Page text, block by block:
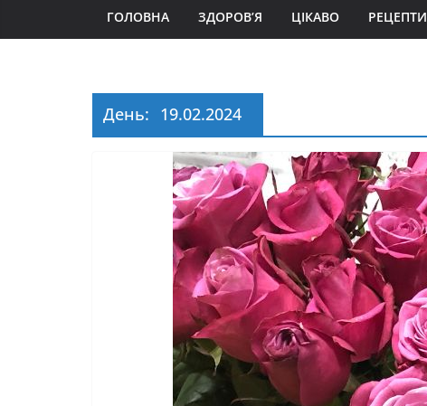
ГОЛОВНА ЗДОРОВ’Я ЦІКАВО РЕЦЕПТИ
День: 19.02.2024